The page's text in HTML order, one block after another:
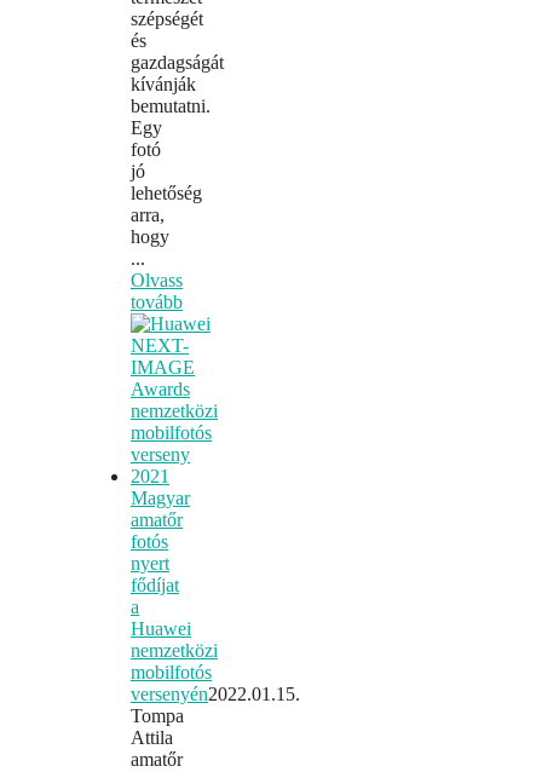
szépségét
és
gazdagságát
kívánják
bemutatni.
Egy
fotó
jó
lehetőség
arra,
hogy
...
Olvass
tovább
Magyar
amatőr
fotós
nyert
fődíjat
a
Huawei
nemzetközi
mobilfotós
versenyén2022.01.15.
Tompa
Attila
amatőr